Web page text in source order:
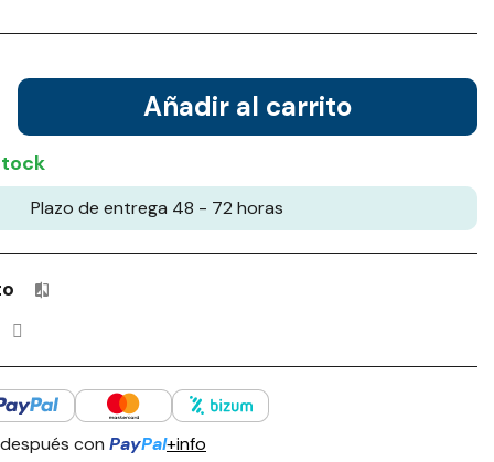
Añadir al carrito
Plazo de entrega 48 - 72 horas
Productos incluidos en tu lista de comparación: 0 / 4
con PayPal+info